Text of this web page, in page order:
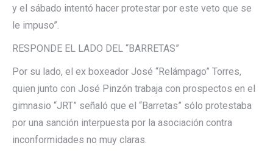
y el sábado intentó hacer protestar por este veto que se
le impuso”.
RESPONDE EL LADO DEL “BARRETAS”
Por su lado, el ex boxeador José “Relámpago” Torres,
quien junto con José Pinzón trabaja con prospectos en el
gimnasio “JRT” señaló que el “Barretas” sólo protestaba
por una sanción interpuesta por la asociación contra
inconformidades no muy claras.